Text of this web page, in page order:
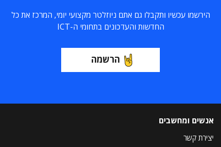
הירשמו עכשיו ותקבלו גם אתם ניוזלטר מקצועי יומי, המרכז את כל
החדשות והעדכונים בתחומי ה-ICT
הרשמה
אנשים ומחשבים
יצירת קשר